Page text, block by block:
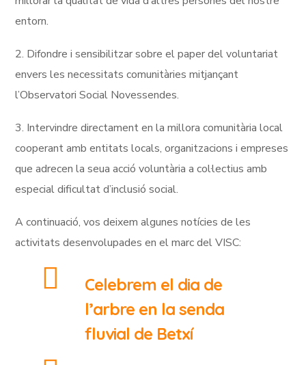
entorn.
2. Difondre i sensibilitzar sobre el paper del voluntariat
envers les necessitats comunitàries mitjançant
l’Observatori Social Novessendes.
3. Intervindre directament en la millora comunitària local
cooperant amb entitats locals, organitzacions i empreses
que adrecen la seua acció voluntària a col·lectius amb
especial dificultat d’inclusió social.
A continuació, vos deixem algunes notícies de les
activitats desenvolupades en el marc del VISC:
Celebrem el dia de
l’arbre en la senda
fluvial de Betxí